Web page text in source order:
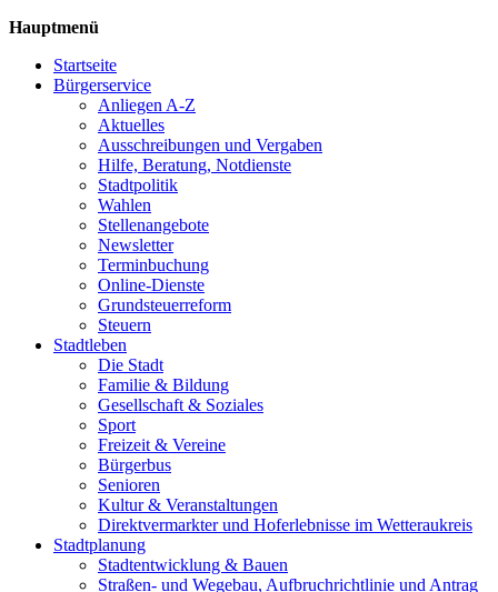
Hauptmenü
Startseite
Bürgerservice
Anliegen A-Z
Aktuelles
Ausschreibungen und Vergaben
Hilfe, Beratung, Notdienste
Stadtpolitik
Wahlen
Stellenangebote
Newsletter
Terminbuchung
Online-Dienste
Grundsteuerreform
Steuern
Stadtleben
Die Stadt
Familie & Bildung
Gesellschaft & Soziales
Sport
Freizeit & Vereine
Bürgerbus
Senioren
Kultur & Veranstaltungen
Direktvermarkter und Hoferlebnisse im Wetteraukreis
Stadtplanung
Stadtentwicklung & Bauen
Straßen- und Wegebau, Aufbruchrichtlinie und Antrag